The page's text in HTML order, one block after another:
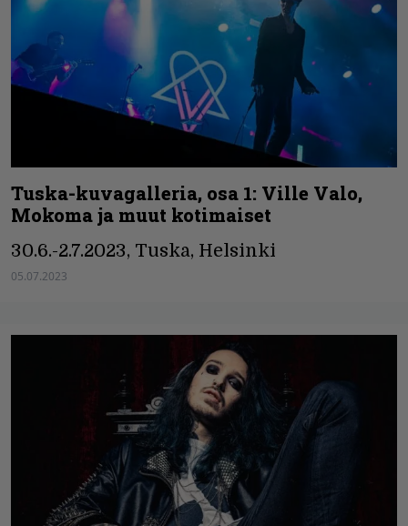
Tuska-kuvagalleria, osa 1: Ville Valo,
Mokoma ja muut kotimaiset
30.6.-2.7.2023, Tuska, Helsinki
05.07.2023